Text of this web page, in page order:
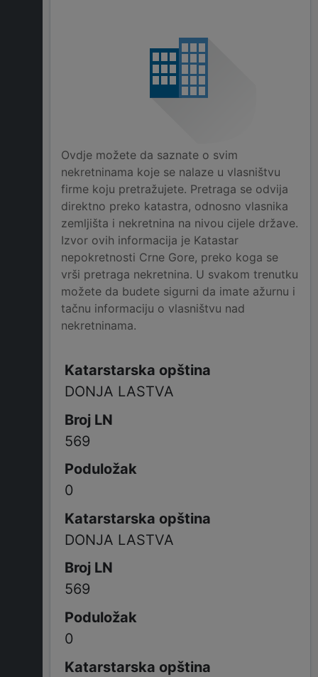
Ovdje možete da saznate o svim
nekretninama koje se nalaze u vlasništvu
firme koju pretražujete. Pretraga se odvija
direktno preko katastra, odnosno vlasnika
zemljišta i nekretnina na nivou cijele države.
Izvor ovih informacija je Katastar
nepokretnosti Crne Gore, preko koga se
vrši pretraga nekretnina. U svakom trenutku
možete da budete sigurni da imate ažurnu i
tačnu informaciju o vlasništvu nad
nekretninama.
DONJA LASTVA
569
0
DONJA LASTVA
569
0